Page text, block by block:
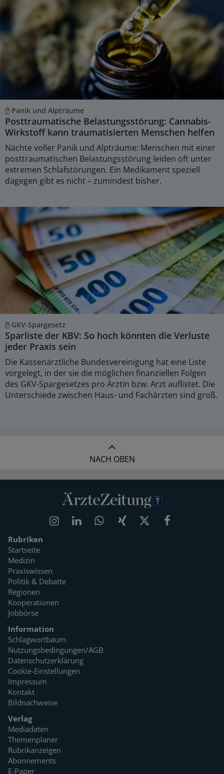
Panik und Alpträume
Posttraumatische Belastungsstörung: Cannabis-
Wirkstoff kann traumatisierten Menschen helfen
Nächte voller Panik und Alpträume: Menschen mit einer
posttraumatischen Belastungsstörung leiden oft unter
extremen Schlafstörungen. Ein Medikament speziell
dagegen gibt es nicht – zumindest bisher.
GKV-Spargesetz
Sparliste der KBV: So hoch könnten die Verluste
jeder Praxis sein
Die Kassenärztliche Bundesvereinigung hat eine Liste
vorgelegt, in der sie die möglichen finanziellen Folgen
des GKV-Spargesetzes pro Ärztin bzw. Arzt auflistet. Die
Unterschiede zwischen Haus- und Fachärzten sind groß.
NACH OBEN
Rubriken
Startseite
Medizin
Praxiswissen
Politik & Debatte
Regionen
Kooperationen
Jobbörse
Information
Schlagwortbaum
Nutzungsbedingungen/AGB
Datenschutzerklärung
Cookie-Einstellungen
Impressum
Kontakt
Bildnachweise
Verlag
Mediadaten
Themenplaner
Rubrikanzeigen
Abonnements
E-Paper